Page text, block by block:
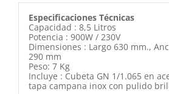
Especificaciones Técnicas
Capacidad : 8,5 Litros
Potencia : 900W / 230V
Dimensiones : Largo 630 mm.,
290 mm
Peso: 7 Kg
Incluye : Cubeta GN 1/1.065 en
tapa campana inox con pulido